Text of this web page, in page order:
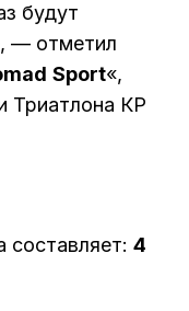
будут
— отметил
Sport«,
Триатлона КР
4